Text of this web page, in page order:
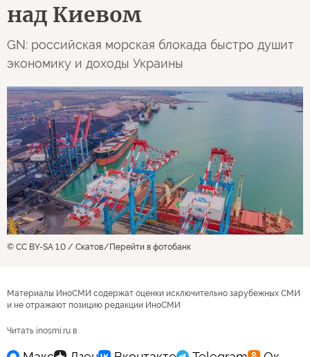
над Киевом
GN: российская морская блокада быстро душит
экономику и доходы Украины
© CC BY-SA 1.0 / Скатов Перейти в фотобанк
Материалы ИноСМИ содержат оценки исключительно зарубежных СМИ
и не отражают позицию редакции ИноСМИ
Читать inosmi.ru в